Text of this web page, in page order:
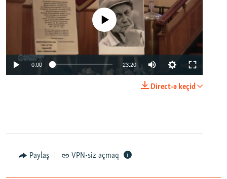
No media source currently available
0:00 23:20
Direct-ə keçid
Paylaş VPN-siz açmaq